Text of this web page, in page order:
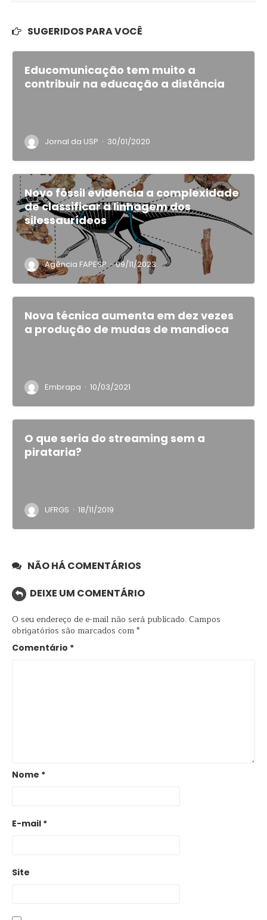
SUGERIDOS PARA VOCÊ
Educomunicação tem muito a
contribuir na educação a distância
Jornal da USP · 30/01/2020
Novo fóssil evidencia a complexidade
de classificar a linhagem dos
silessaurídeos
Agência FAPESP · 09/11/2023
Nova técnica aumenta em dez vezes
a produção de mudas de mandioca
Embrapa · 10/03/2021
O que seria do streaming sem a
pirataria?
UFRGS · 18/11/2019
NÃO HÁ COMENTÁRIOS
DEIXE UM COMENTÁRIO
O seu endereço de e-mail não será publicado. Campos
obrigatórios são marcados com*
Comentário *
Nome *
E-mail *
Site